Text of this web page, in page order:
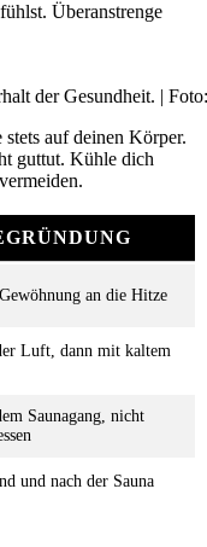
Überanstrenge
der Gesundheit. |
auf deinen Körper.
guttut. Kühle dich
an die Hitze
Luft, dann mit kaltem
Saunagang, nicht
und nach der Sauna